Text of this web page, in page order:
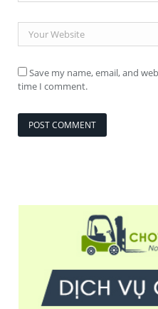
Save my name, email, and
time I comment.